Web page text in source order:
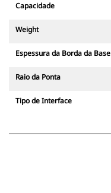
Capacidade
Weight
Espessura da Borda da Base
Raio da Ponta
Tipo de Interface